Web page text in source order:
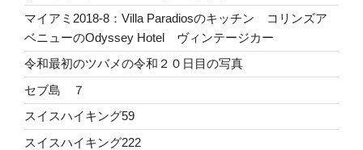
マイアミ2018-8：Villa Paradiosのキッチン コリンズア
ベニューのOdyssey Hotel ヴィンテージカー
令和最初のツバメの令和２０日目の写真
セブ島 ７
スイスハイキング59
スイスハイキング222